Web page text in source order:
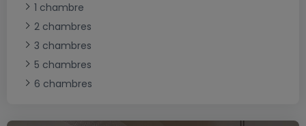
1 chambre
2 chambres
3 chambres
5 chambres
6 chambres